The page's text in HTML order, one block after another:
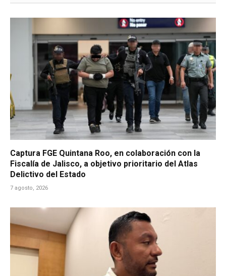
Captura FGE Quintana Roo, en colaboración con la
Fiscalía de Jalisco, a objetivo prioritario del Atlas
Delictivo del Estado
7 agosto, 2026